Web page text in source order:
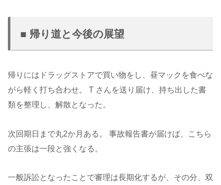
■ 帰り道と今後の展望
帰りにはドラッグストアで買い物をし、昼マックを食べな
がら軽く打ち合わせ。 T さんを送り届け、持ち出した書
類を整理し、解散となった。
次回期日まで丸2か月ある。 事故報告書が届けば、こちら
の主張は一段と強くなる。
一般訴訟となったことで審理は長期化するが、その分、双